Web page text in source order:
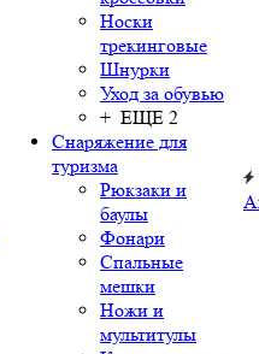
Носки
трекинговые
Шнурки
Уход за обувью
+ ЕЩЕ 2
Снаряжение для
туризма
Рюкзаки и
баулы
Фонари
Спальные
мешки
Ножи и
мультитулы